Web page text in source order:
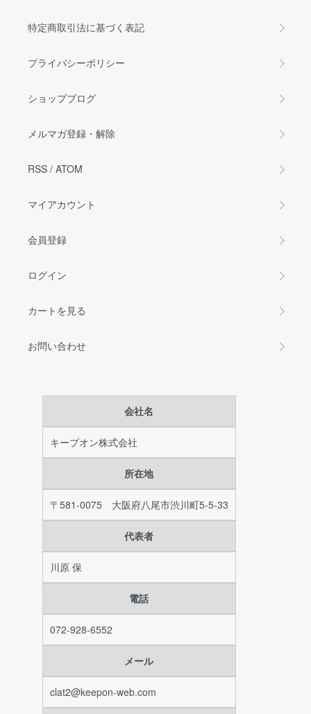
特定商取引法に基づく表記
プライバシーポリシー
ショップブログ
メルマガ登録・解除
RSS / ATOM
マイアカウント
会員登録
ログイン
カートを見る
お問い合わせ
会社名
キープオン株式会社
所在地
〒581-0075 大阪府八尾市渋川町5-5-33
代表者
川原 保
電話
072-928-6552
メール
clat2@keepon-web.com